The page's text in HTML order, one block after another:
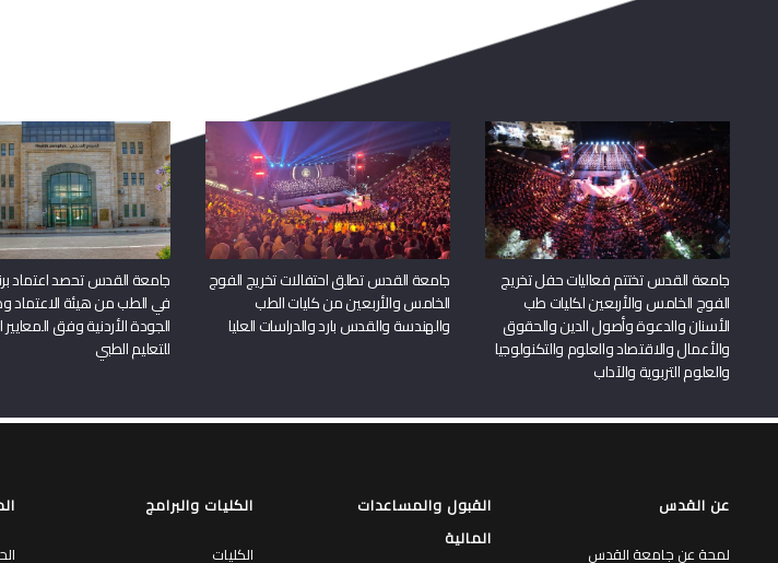
جامعة القدس تختتم فعاليات حفل تخريج
الفوج الخامس والأربعين لكليات طب
الأسنان والدعوة وأصول الدين والحقوق
والأعمال والاقتصاد والعلوم والتكنولوجيا
والعلوم التربوية والآداب
جامعة القدس تطلق احتفالات تخريج الفوج
الخامس والأربعين من كليات الطب
والهندسة والقدس بارد والدراسات العليا
جامعة القدس تحصد اعتماد
في الطب من هيئة الاعتماد
الجودة الأردنية وفق المعايير
للتعليم الطبي
عن القدس
لمحة عن جامعة القدس
القبول والمساعدات
المالية
الكليات والبرامج
الكليات